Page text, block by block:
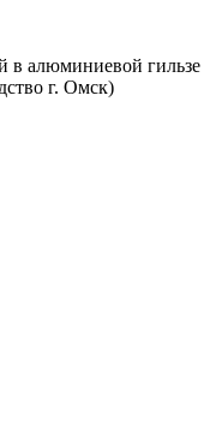
в алюминиевой гильзе
г. Омск)